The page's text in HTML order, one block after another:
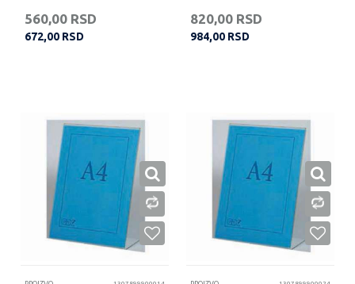
560,00 RSD
672,00 RSD
820,00 RSD
984,00 RSD